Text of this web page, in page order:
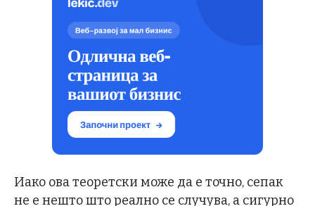
Иако ова теоретски може да е точно, сепак
не е нешто што реално се случува, а сигурно